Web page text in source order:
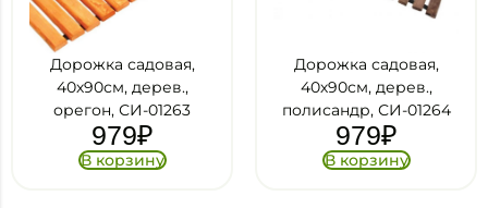
Дорожка садовая,
40х90см, дерев.,
орегон, СИ-01263
979₽
В корзину
Дорожка садовая,
40х90см, дерев.,
полисандр, СИ-01264
979₽
В корзину